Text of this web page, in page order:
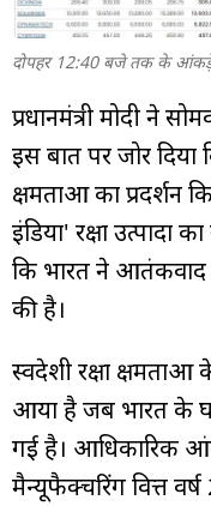
दोपहर 12:40 बजे तक के
प्रधानमंत्री मोदी ने
इस बात पर जोर
क्षमताओं का प्रदर्शन
इंडिया' रक्षा उत्पादों
कि भारत ने आतंकवाद
की है।
स्वदेशी रक्षा
आया है जब भारत के
गई है। आधिकारिक
मैन्यूफैक्चरिंग वित्त